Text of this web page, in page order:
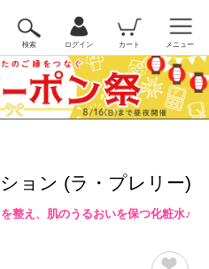
検索 ログイン カート メニュー
ョン (ラ・プレリー)
整え、肌のうるおいを保つ化粧水♪